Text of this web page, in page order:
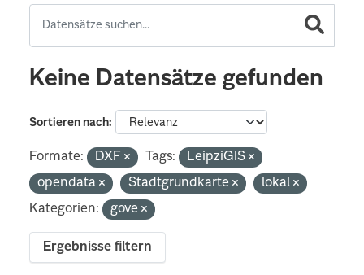
Keine Datensätze gefunden
Sortieren nach
Formate: DXF Tags:
LeipziGIS
opendata
Stadtgrundkarte
lokal
Kategorien:
gove
Ergebnisse filtern